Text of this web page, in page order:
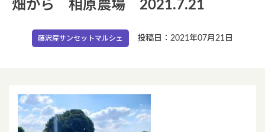
畑から 相原農場 2021.7.21
藤沢産サンセットマルシェ 投稿日：2021年07月21日